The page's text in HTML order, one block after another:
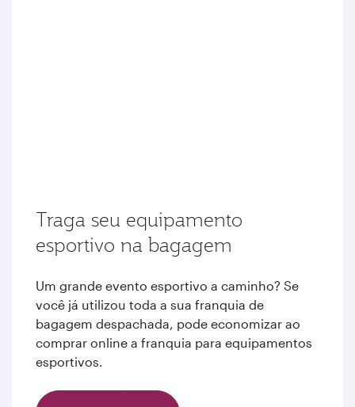
Traga seu equipamento
esportivo na bagagem
Um grande evento esportivo a caminho? Se
você já utilizou toda a sua franquia de
bagagem despachada, pode economizar ao
comprar online a franquia para equipamentos
esportivos.